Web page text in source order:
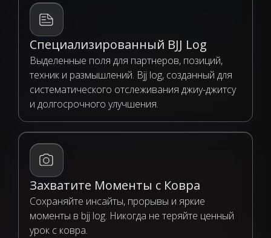
Специализированный BJJ Log
Выделенные поля для партнеров, позиций,
техник и размышлений. Bjj log, созданный для
систематического отслеживания джиу-джитсу
и долгосрочного улучшения.
Захватите Моменты с Ковра
Сохраняйте инсайты, прорывы и яркие
моменты в bjj log. Никогда не теряйте ценный
урок с ковра.